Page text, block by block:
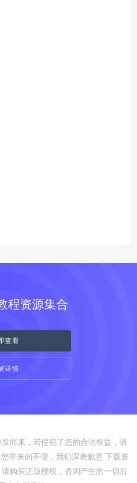
程资源集合
查看
详情
而来，若侵犯了您的合法权益，请
带来的不便，我们深表歉意 下载资
购买正版授权，否则产生的一切后